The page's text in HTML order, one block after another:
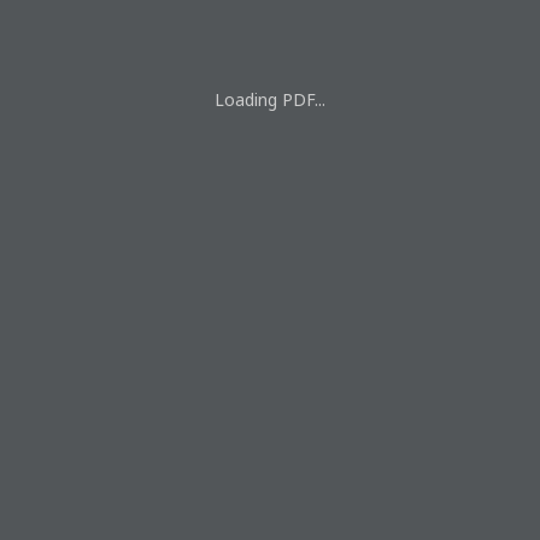
Loading PDF...